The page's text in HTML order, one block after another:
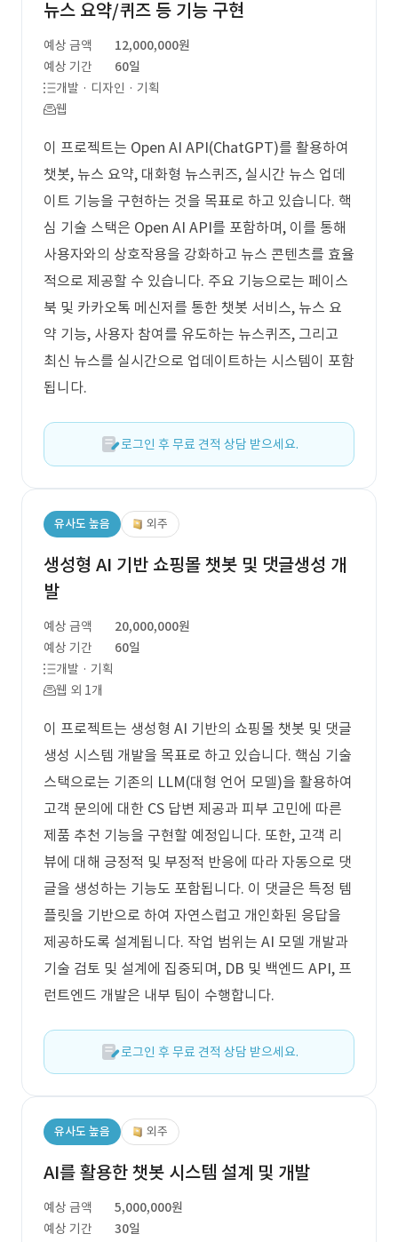
뉴스 요약/퀴즈 등 기능 구현
예상 금액
12,000,000원
예상 기간
60일
개발 · 디자인 · 기획
웹
이 프로젝트는 Open AI API(ChatGPT)를 활용하여
챗봇, 뉴스 요약, 대화형 뉴스퀴즈, 실시간 뉴스 업데
이트 기능을 구현하는 것을 목표로 하고 있습니다. 핵
심 기술 스택은 Open AI API를 포함하며, 이를 통해
사용자와의 상호작용을 강화하고 뉴스 콘텐츠를 효율
적으로 제공할 수 있습니다. 주요 기능으로는 페이스
북 및 카카오톡 메신저를 통한 챗봇 서비스, 뉴스 요
약 기능, 사용자 참여를 유도하는 뉴스퀴즈, 그리고
최신 뉴스를 실시간으로 업데이트하는 시스템이 포함
됩니다.
로그인 후 무료 견적 상담 받으세요.
유사도 높음 외주
생성형 AI 기반 쇼핑몰 챗봇 및 댓글생성 개
발
예상 금액
20,000,000원
예상 기간
60일
개발 · 기획
웹 외 1개
이 프로젝트는 생성형 AI 기반의 쇼핑몰 챗봇 및 댓글
생성 시스템 개발을 목표로 하고 있습니다. 핵심 기술
스택으로는 기존의 LLM(대형 언어 모델)을 활용하여
고객 문의에 대한 CS 답변 제공과 피부 고민에 따른
제품 추천 기능을 구현할 예정입니다. 또한, 고객 리
뷰에 대해 긍정적 및 부정적 반응에 따라 자동으로 댓
글을 생성하는 기능도 포함됩니다. 이 댓글은 특정 템
플릿을 기반으로 하여 자연스럽고 개인화된 응답을
제공하도록 설계됩니다. 작업 범위는 AI 모델 개발과
기술 검토 및 설계에 집중되며, DB 및 백엔드 API, 프
런트엔드 개발은 내부 팀이 수행합니다.
로그인 후 무료 견적 상담 받으세요.
유사도 높음 외주
AI를 활용한 챗봇 시스템 설계 및 개발
예상 금액
5,000,000원
예상 기간
30일